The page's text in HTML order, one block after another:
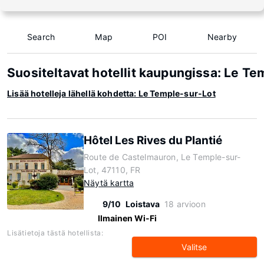
Search Map POI Nearby
Suositeltavat hotellit kaupungissa: Le
Lisää hotelleja lähellä kohdetta: Le Temple-sur-Lot
Hôtel Les Rives du Plantié
Route de Castelmauron, Le Temple-sur-
Lot, 47110, FR
Näytä kartta
9/10 Loistava 18 arvioon
Ilmainen Wi-Fi
Lisätietoja tästä hotellista:
Valitse